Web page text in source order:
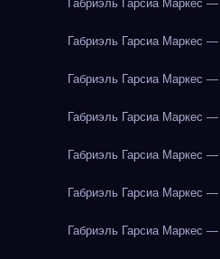
Габриэль Гарсиа Маркес
Габриэль Гарсиа Маркес
Габриэль Гарсиа Маркес
Габриэль Гарсиа Маркес
Габриэль Гарсиа Маркес
Габриэль Гарсиа Маркес
Габриэль Гарсиа Маркес